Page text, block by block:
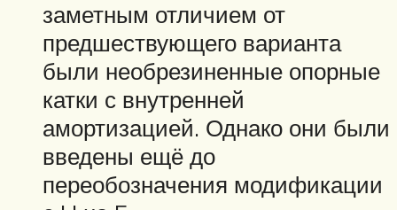
заметным отличием от
предшествующего варианта
были необрезиненные опорные
катки с внутренней
амортизацией. Однако они были
введены ещё до
переобозначения модификации